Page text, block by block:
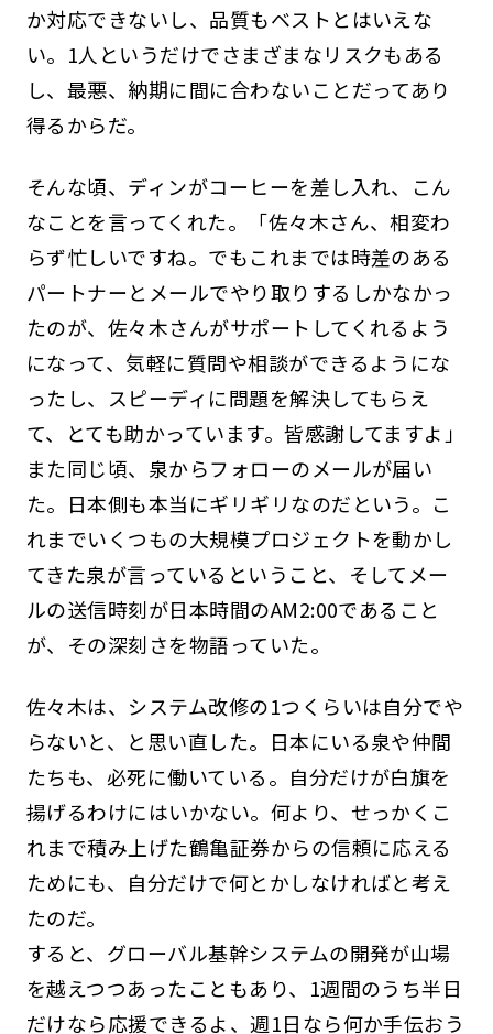
か対応できないし、品質もベストとはいえな
い。1人というだけでさまざまなリスクもある
し、最悪、納期に間に合わないことだってあり
得るからだ。
そんな頃、ディンがコーヒーを差し入れ、こん
なことを言ってくれた。「佐々木さん、相変わ
らず忙しいですね。でもこれまでは時差のある
パートナーとメールでやり取りするしかなかっ
たのが、佐々木さんがサポートしてくれるよう
になって、気軽に質問や相談ができるようにな
ったし、スピーディに問題を解決してもらえ
て、とても助かっています。皆感謝してますよ」
また同じ頃、泉からフォローのメールが届い
た。日本側も本当にギリギリなのだという。こ
れまでいくつもの大規模プロジェクトを動かし
てきた泉が言っているということ、そしてメー
ルの送信時刻が日本時間のAM2:00であること
が、その深刻さを物語っていた。
佐々木は、システム改修の1つくらいは自分でや
らないと、と思い直した。日本にいる泉や仲間
たちも、必死に働いている。自分だけが白旗を
揚げるわけにはいかない。何より、せっかくこ
れまで積み上げた鶴亀証券からの信頼に応える
ためにも、自分だけで何とかしなければと考え
たのだ。
すると、グローバル基幹システムの開発が山場
を越えつつあったこともあり、1週間のうち半日
だけなら応援できるよ、週1日なら何か手伝おう